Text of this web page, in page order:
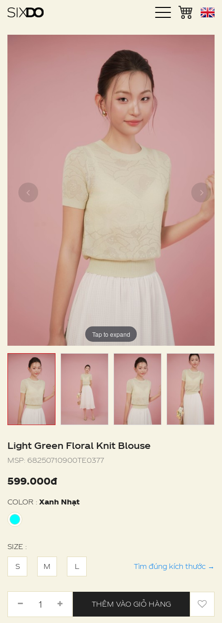
Tap to expand
Light Green Floral Knit Blouse
MSP: 68250710900TE0377
599.000đ
COLOR : Xanh Nhạt
SIZE :
S M L Tìm đúng kích thước →
THÊM VÀO GIỎ HÀNG